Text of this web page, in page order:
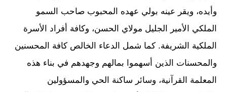
وأيده، ويقر عينه بولي عهده المحبوب صاحب السمو
الملكي الأمير الجليل مولاي الحسن، وكافة أفراد الأسرة
الملكية الشريفة. كما شمل الدعاء الخالص كافة المحسنين
والمحسنات الذين أسهموا بمالهم وجهدهم في بناء هذه
المعلمة القرآنية، وسائر ساكنة الحي والمسؤولين